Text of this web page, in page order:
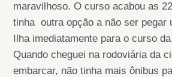
maravilhoso. O curso acabou as
tinha outra opção a não ser pegar
Ilha imediatamente para o curso
Quando cheguei na rodoviária da
embarcar, não tinha mais ônibus